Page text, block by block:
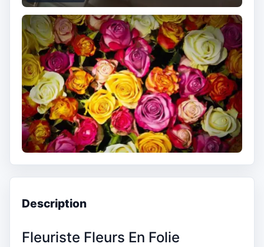
Description
Fleuriste Fleurs En Folie